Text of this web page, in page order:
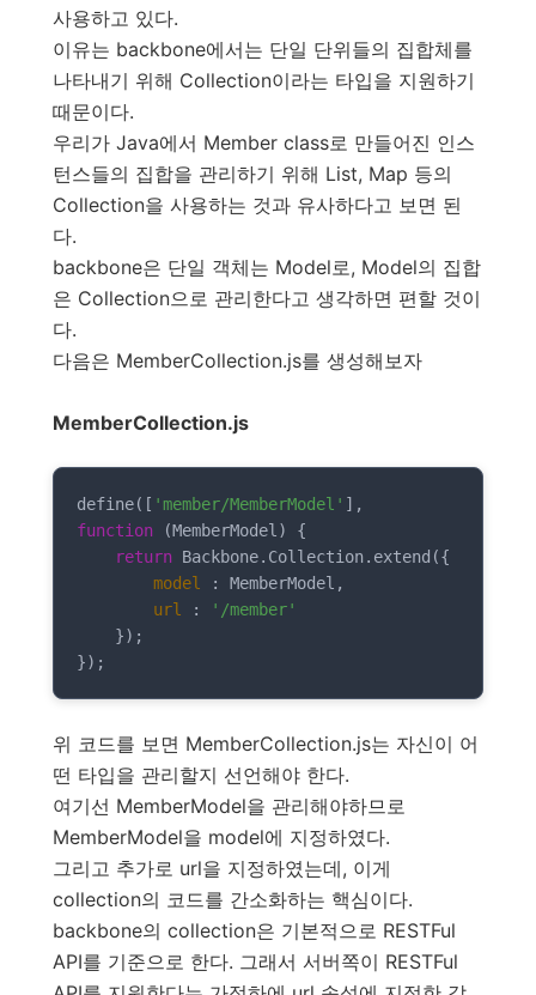
사용하고 있다.
이유는 backbone에서는 단일 단위들의 집합체를
나타내기 위해 Collection이라는 타입을 지원하기
때문이다.
우리가 Java에서 Member class로 만들어진 인스
턴스들의 집합을 관리하기 위해 List, Map 등의
Collection을 사용하는 것과 유사하다고 보면 된
다.
backbone은 단일 객체는 Model로, Model의 집합
은 Collection으로 관리한다고 생각하면 편할 것이
다.
다음은 MemberCollection.js를 생성해보자
MemberCollection.js
define([ 'member/MemberModel'
function (MemberModel ) {
return Backbone.Collection.extend({
model
: MemberModel,
url
:
'/member'
위 코드를 보면 MemberCollection.js는 자신이 어
떤 타입을 관리할지 선언해야 한다.
여기선 MemberModel을 관리해야하므로
MemberModel을 model에 지정하였다.
그리고 추가로 url을 지정하였는데, 이게
collection의 코드를 간소화하는 핵심이다.
backbone의 collection은 기본적으로 RESTFul
API를 기준으로 한다. 그래서 서버쪽이 RESTFul